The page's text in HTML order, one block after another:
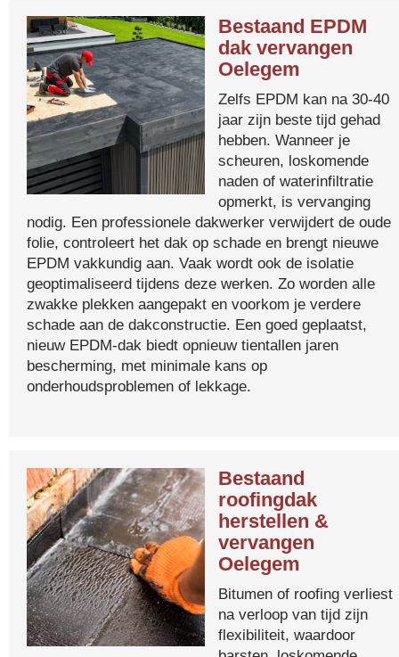
Bestaand EPDM
dak vervangen
Oelegem
Zelfs EPDM kan na 30-40
jaar zijn beste tijd gehad
hebben. Wanneer je
scheuren, loskomende
naden of waterinfiltratie
opmerkt, is vervanging
nodig. Een professionele dakwerker verwijdert de oude
folie, controleert het dak op schade en brengt nieuwe
EPDM vakkundig aan. Vaak wordt ook de isolatie
geoptimaliseerd tijdens deze werken. Zo worden alle
zwakke plekken aangepakt en voorkom je verdere
schade aan de dakconstructie. Een goed geplaatst,
nieuw EPDM-dak biedt opnieuw tientallen jaren
bescherming, met minimale kans op
onderhoudsproblemen of lekkage.
Bestaand
roofingdak
herstellen &
vervangen
Oelegem
Bitumen of roofing verliest
na verloop van tijd zijn
flexibiliteit, waardoor